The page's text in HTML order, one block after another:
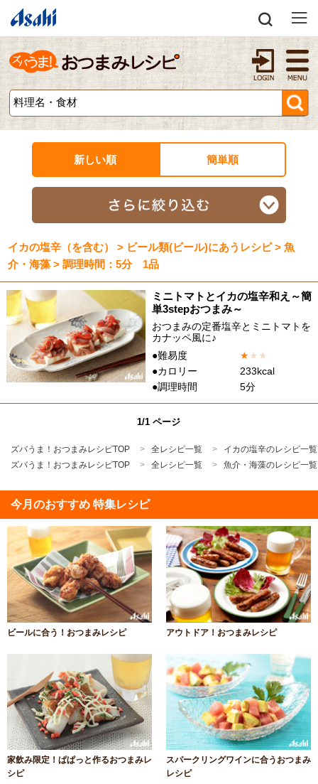
新しい順 簡単順
イカの塩辛（を含む） > ビール類(ビール)にあうレシピ > 魚
介・海藻 > 調理時間：5分 1品
ミニトマトとイカの塩辛和え～簡
単3stepおつまみ～
おつまみの定番塩辛とミニトマトを
カナッペ風に♪
●難易度
★★ ★
●カロリー
233kcal
●調理時間
5分
1/1 ページ
ズバうま！おつまみレシピTOP 全レシピ一覧
イカの塩辛のレシピ一覧
ズバうま！おつまみレシピTOP
全レシピ一覧 魚介・海藻のレシピ一覧
今月のおすすめ 特集レシピ
ビールに合う！おつまみレシピ アウトドア！おつまみレシピ
家飲み限定！ぱぱっと作るおつまみレ
シピ
スパークリングワインに合うおつまみ
レシピ